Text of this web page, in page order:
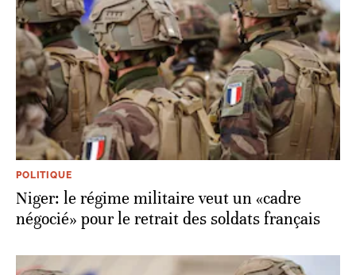
POLITIQUE
Niger: le régime militaire veut un «cadre
négocié» pour le retrait des soldats français